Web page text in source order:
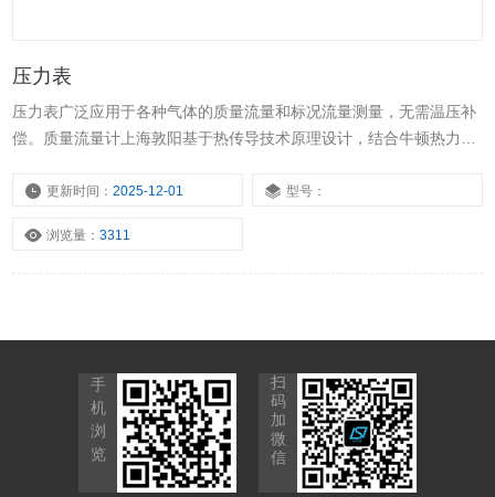
压力表
压力表广泛应用于各种气体的质量流量和标况流量测量，无需温压补
偿。质量流量计上海敦阳基于热传导技术原理设计，结合牛顿热力学
量或标况流量
更新时间：2025-12-01 型号：
浏览量：3311
手
机
浏
览
扫
码
加
微
信